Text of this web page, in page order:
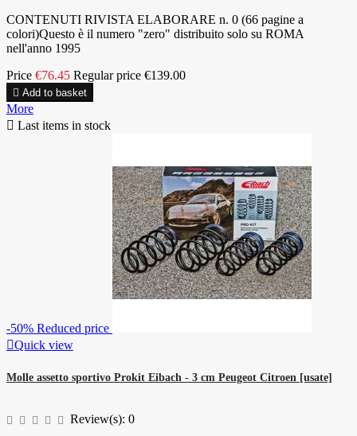
CONTENUTI RIVISTA ELABORARE n. 0 (66 pagine a
colori)Questo è il numero "zero" distribuito solo su ROMA
nell'anno 1995
Price €76.45 Regular price €139.00
 Add to basket
More
 Last items in stock
-50% Reduced price
Quick view
Molle assetto sportivo Prokit Eibach - 3 cm Peugeot Citroen [usate]
Review(s): 0